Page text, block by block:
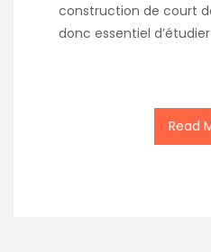
construction de court
donc essentiel d’étudier
Read